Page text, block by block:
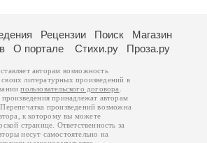
Рецензии Поиск
Магазин
О портале Стихи.ру Проза.ру
авторам возможность
литературных произведений в
пользовательского договора
принадлежат авторам
. Перепечатка произведений возможна
к которому вы можете
странице. Ответственность за
несут самостоятельно на